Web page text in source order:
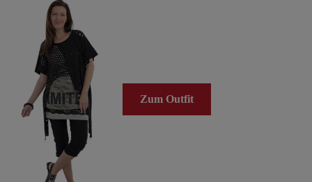
Zum Outfit